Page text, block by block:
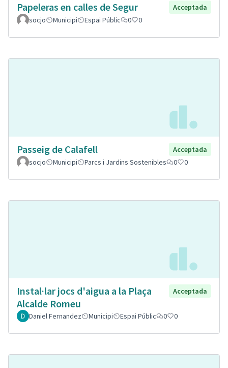
Papeleras en calles de Segur
Acceptada
socjo
Municipi Espai Públic 0 0
Passeig de Calafell
Acceptada
socjo
Municipi Parcs i Jardins Sostenibles 0 0
Instal·lar jocs d'aigua a la Plaça
Alcalde Romeu
Acceptada
Daniel Fernandez Municipi Espai Públic 0 0